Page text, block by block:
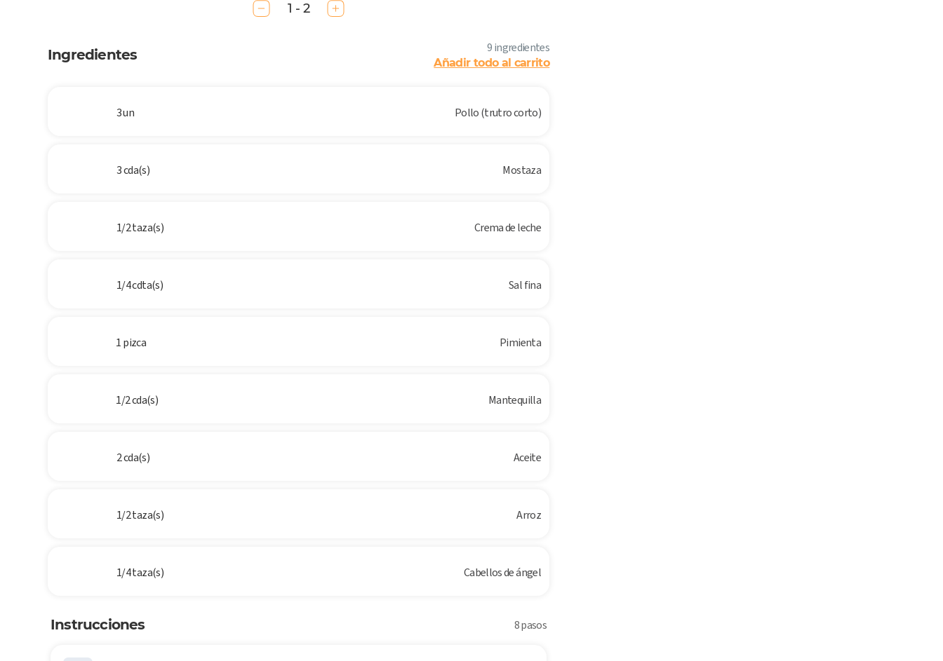
1 - 2
Ingredientes 9 ingredientes
Añadir todo al carrito
3 un Pollo (trutro corto)
3 cda(s) Mostaza
1/2 taza(s) Crema de leche
1/4 cdta(s) Sal fina
1 pizca Pimienta
1/2 cda(s) Mantequilla
2 cda(s) Aceite
1/2 taza(s) Arroz
1/4 taza(s) Cabellos de ángel
Instrucciones 8 pasos